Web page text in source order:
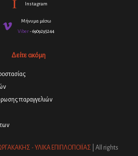
Instagram
Μήνυμα μέσω
Viber- 6909295244
Δείτε ακόμη
παραγγελιών
- ΥΛΙΚΑ ΕΠΙΠΛΟΠΟΙΪΑΣ | All rights